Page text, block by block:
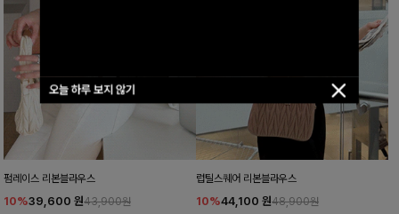
오늘 하루 보지 않기
펌레이스 리본블라우스
10%39,600 원43,900원
럽틸스퀘어 리본블라우스
10%44,100 원48,900원